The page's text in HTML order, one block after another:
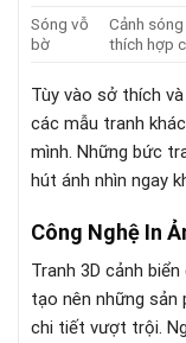
Sóng vỗ
bờ
Cảnh
thích hợp
Tùy vào sở thích
các mẫu tranh
mình. Những bức
hút ánh nhìn ngay
Công Nghệ In
Tranh 3D cảnh
tạo nên những
chi tiết vượt trội.